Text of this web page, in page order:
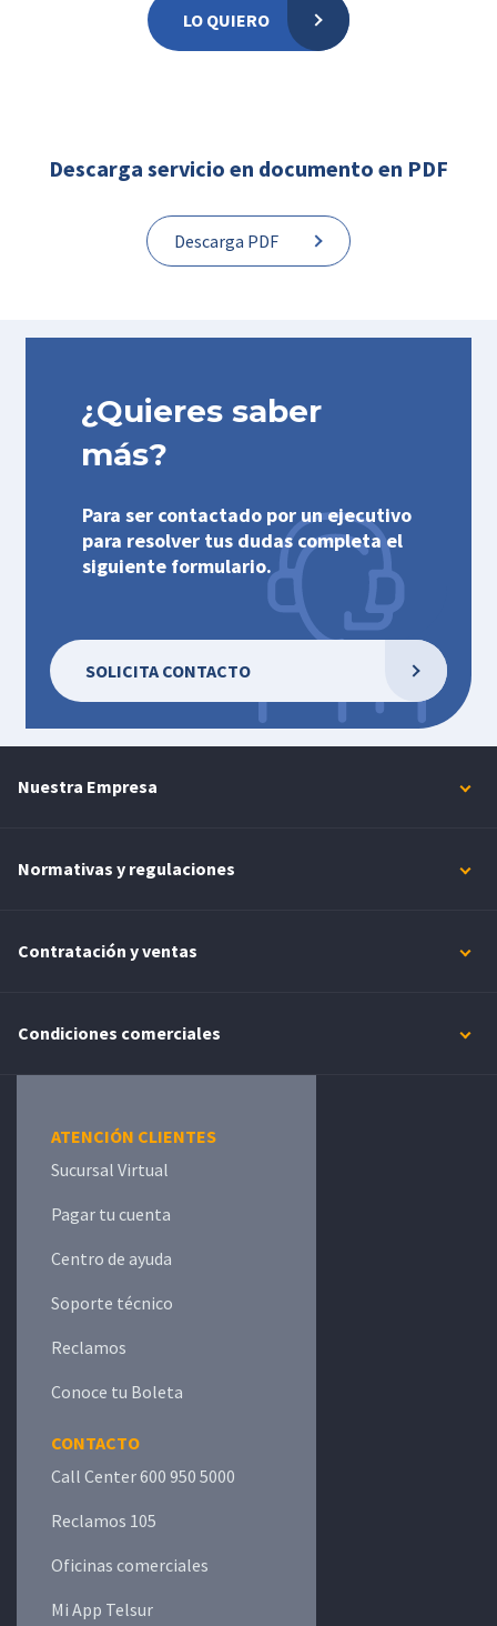
LO QUIERO
Descarga servicio en documento en PDF
Descarga PDF
¿Quieres saber
más?
Para ser contactado por un ejecutivo
para resolver tus dudas completa el
siguiente formulario.
SOLICITA CONTACTO
Nuestra Empresa
Normativas y regulaciones
Contratación y ventas
Condiciones comerciales
ATENCIÓN CLIENTES
Sucursal Virtual
Pagar tu cuenta
Centro de ayuda
Soporte técnico
Reclamos
Conoce tu Boleta
CONTACTO
Call Center 600 950 5000
Reclamos 105
Oficinas comerciales
Mi App Telsur